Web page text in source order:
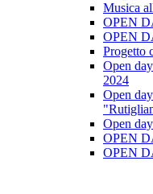
Musica
OPEN
OPEN
Progetto
Open
2024
Open
Open
OPEN
OPEN